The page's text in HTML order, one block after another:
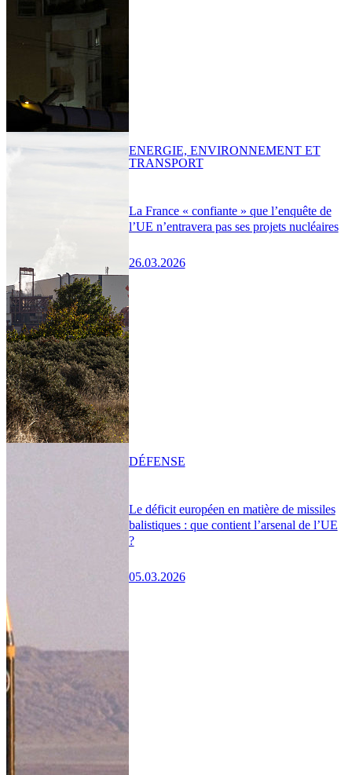
La France « confiante » que l’enquête de
l’UE n’entravera pas ses projets nucléaires
26.03.2026
ENERGIE, ENVIRONNEMENT ET
TRANSPORT
Le déficit européen en matière de missiles
balistiques : que contient l’arsenal de l’UE
?
05.03.2026
DÉFENSE